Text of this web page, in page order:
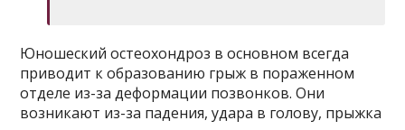
Юношеский остеохондроз в основном всегда
приводит к образованию грыж в пораженном
отделе из-за деформации позвонков. Они
возникают из-за падения, удара в голову, прыжка